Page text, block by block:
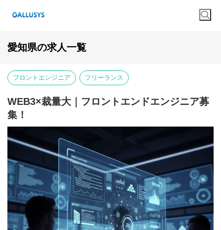
愛知県の求人一覧
フロントエンジニア フリーランス
WEB3×裁量大｜フロントエンドエンジニア募
集！